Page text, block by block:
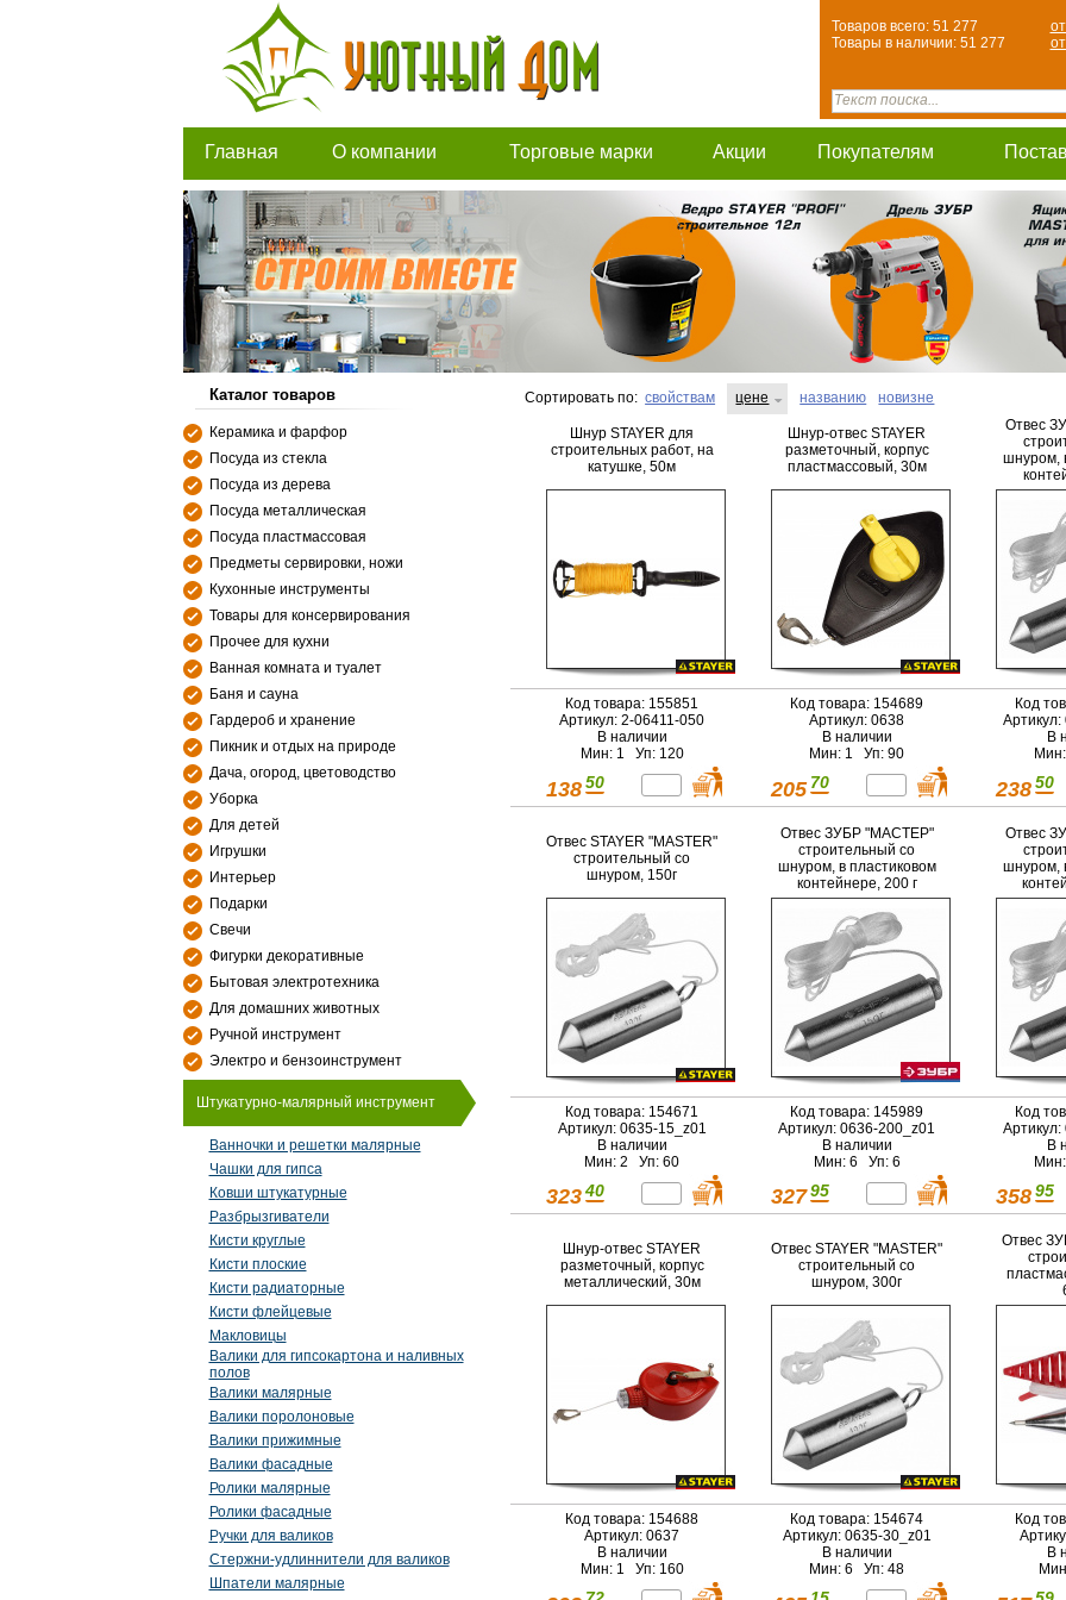
Товаров всего: 51 277
Товары в наличии: 51 277
Главная О компании Торговые марки Акции Покупателям
Каталог товаров
Керамика и фарфор
Посуда из стекла
Посуда из дерева
Посуда металлическая
Посуда пластмассовая
Предметы сервировки, ножи
Кухонные инструменты
Товары для консервирования
Прочее для кухни
Ванная комната и туалет
Баня и сауна
Гардероб и хранение
Пикник и отдых на природе
Дача, огород, цветоводство
Уборка
Для детей
Игрушки
Интерьер
Подарки
Свечи
Фигурки декоративные
Бытовая электротехника
Для домашних животных
Ручной инструмент
Электро и бензоинструмент
Штукатурно-малярный инструмент
Ванночки и решетки малярные
Чашки для гипса
Ковши штукатурные
Разбрызгиватели
Кисти круглые
Кисти плоские
Кисти радиаторные
Кисти флейцевые
Макловицы
Валики для гипсокартона и наливных
полов
Валики малярные
Валики поролоновые
Валики прижимные
Валики фасадные
Ролики малярные
Ролики фасадные
Ручки для валиков
Стержни-удлиннители для валиков
Шпатели малярные
Сортировать по: свойствам цене названию новизне
Шнур STAYER для
строительных работ, на
катушке, 50м
Код товара: 155851
Артикул: 2-06411-050
В наличии
Мин: 1 Уп: 120
138 50
Шнур-отвес STAYER
разметочный, корпус
пластмассовый, 30м
Код товара: 154689
Артикул: 0638
В наличии
Мин: 1 Уп: 90
205 70
Отвес
шнуром,
Код
В
238 50
Отвес STAYER "MASTER"
строительный со
шнуром, 150г
Код товара: 154671
Артикул: 0635-15_z01
В наличии
Мин: 2 Уп: 60
323 40
Отвес ЗУБР "МАСТЕР"
строительный со
шнуром, в пластиковом
контейнере, 200 г
Код товара: 145989
Артикул: 0636-200_z01
В наличии
Мин: 6 Уп: 6
327 95
Отвес
шнуром,
Код
В
358 95
Шнур-отвес STAYER
разметочный, корпус
металлический, 30м
Код товара: 154688
Артикул: 0637
В наличии
Мин: 1 Уп: 160
Отвес STAYER "MASTER"
строительный со
шнуром, 300г
Код товара: 154674
Артикул: 0635-30_z01
В наличии
Мин: 6 Уп: 48
Отвес
Код
В